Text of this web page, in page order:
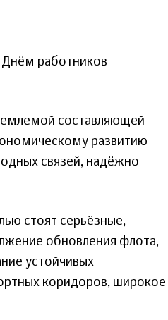
работников
составляющей
развитию
связей, надёжно
стоят серьёзные,
обновления флота,
устойчивых
коридоров, широкое